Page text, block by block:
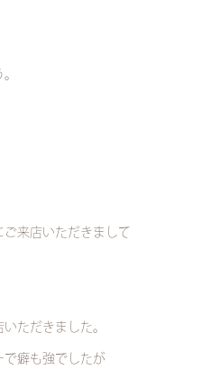
来店いただきまして
ただきました。
癖も強でしたが